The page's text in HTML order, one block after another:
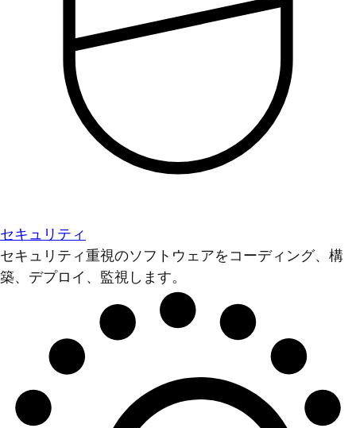
セキュリティ
セキュリティ重視のソフトウェアをコーディング、構
築、デプロイ、監視します。